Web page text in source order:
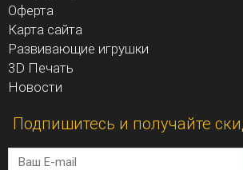
Оферта
Карта сайта
Развивающие игрушки
3D Печать
Новости
Подпишитесь и получайте